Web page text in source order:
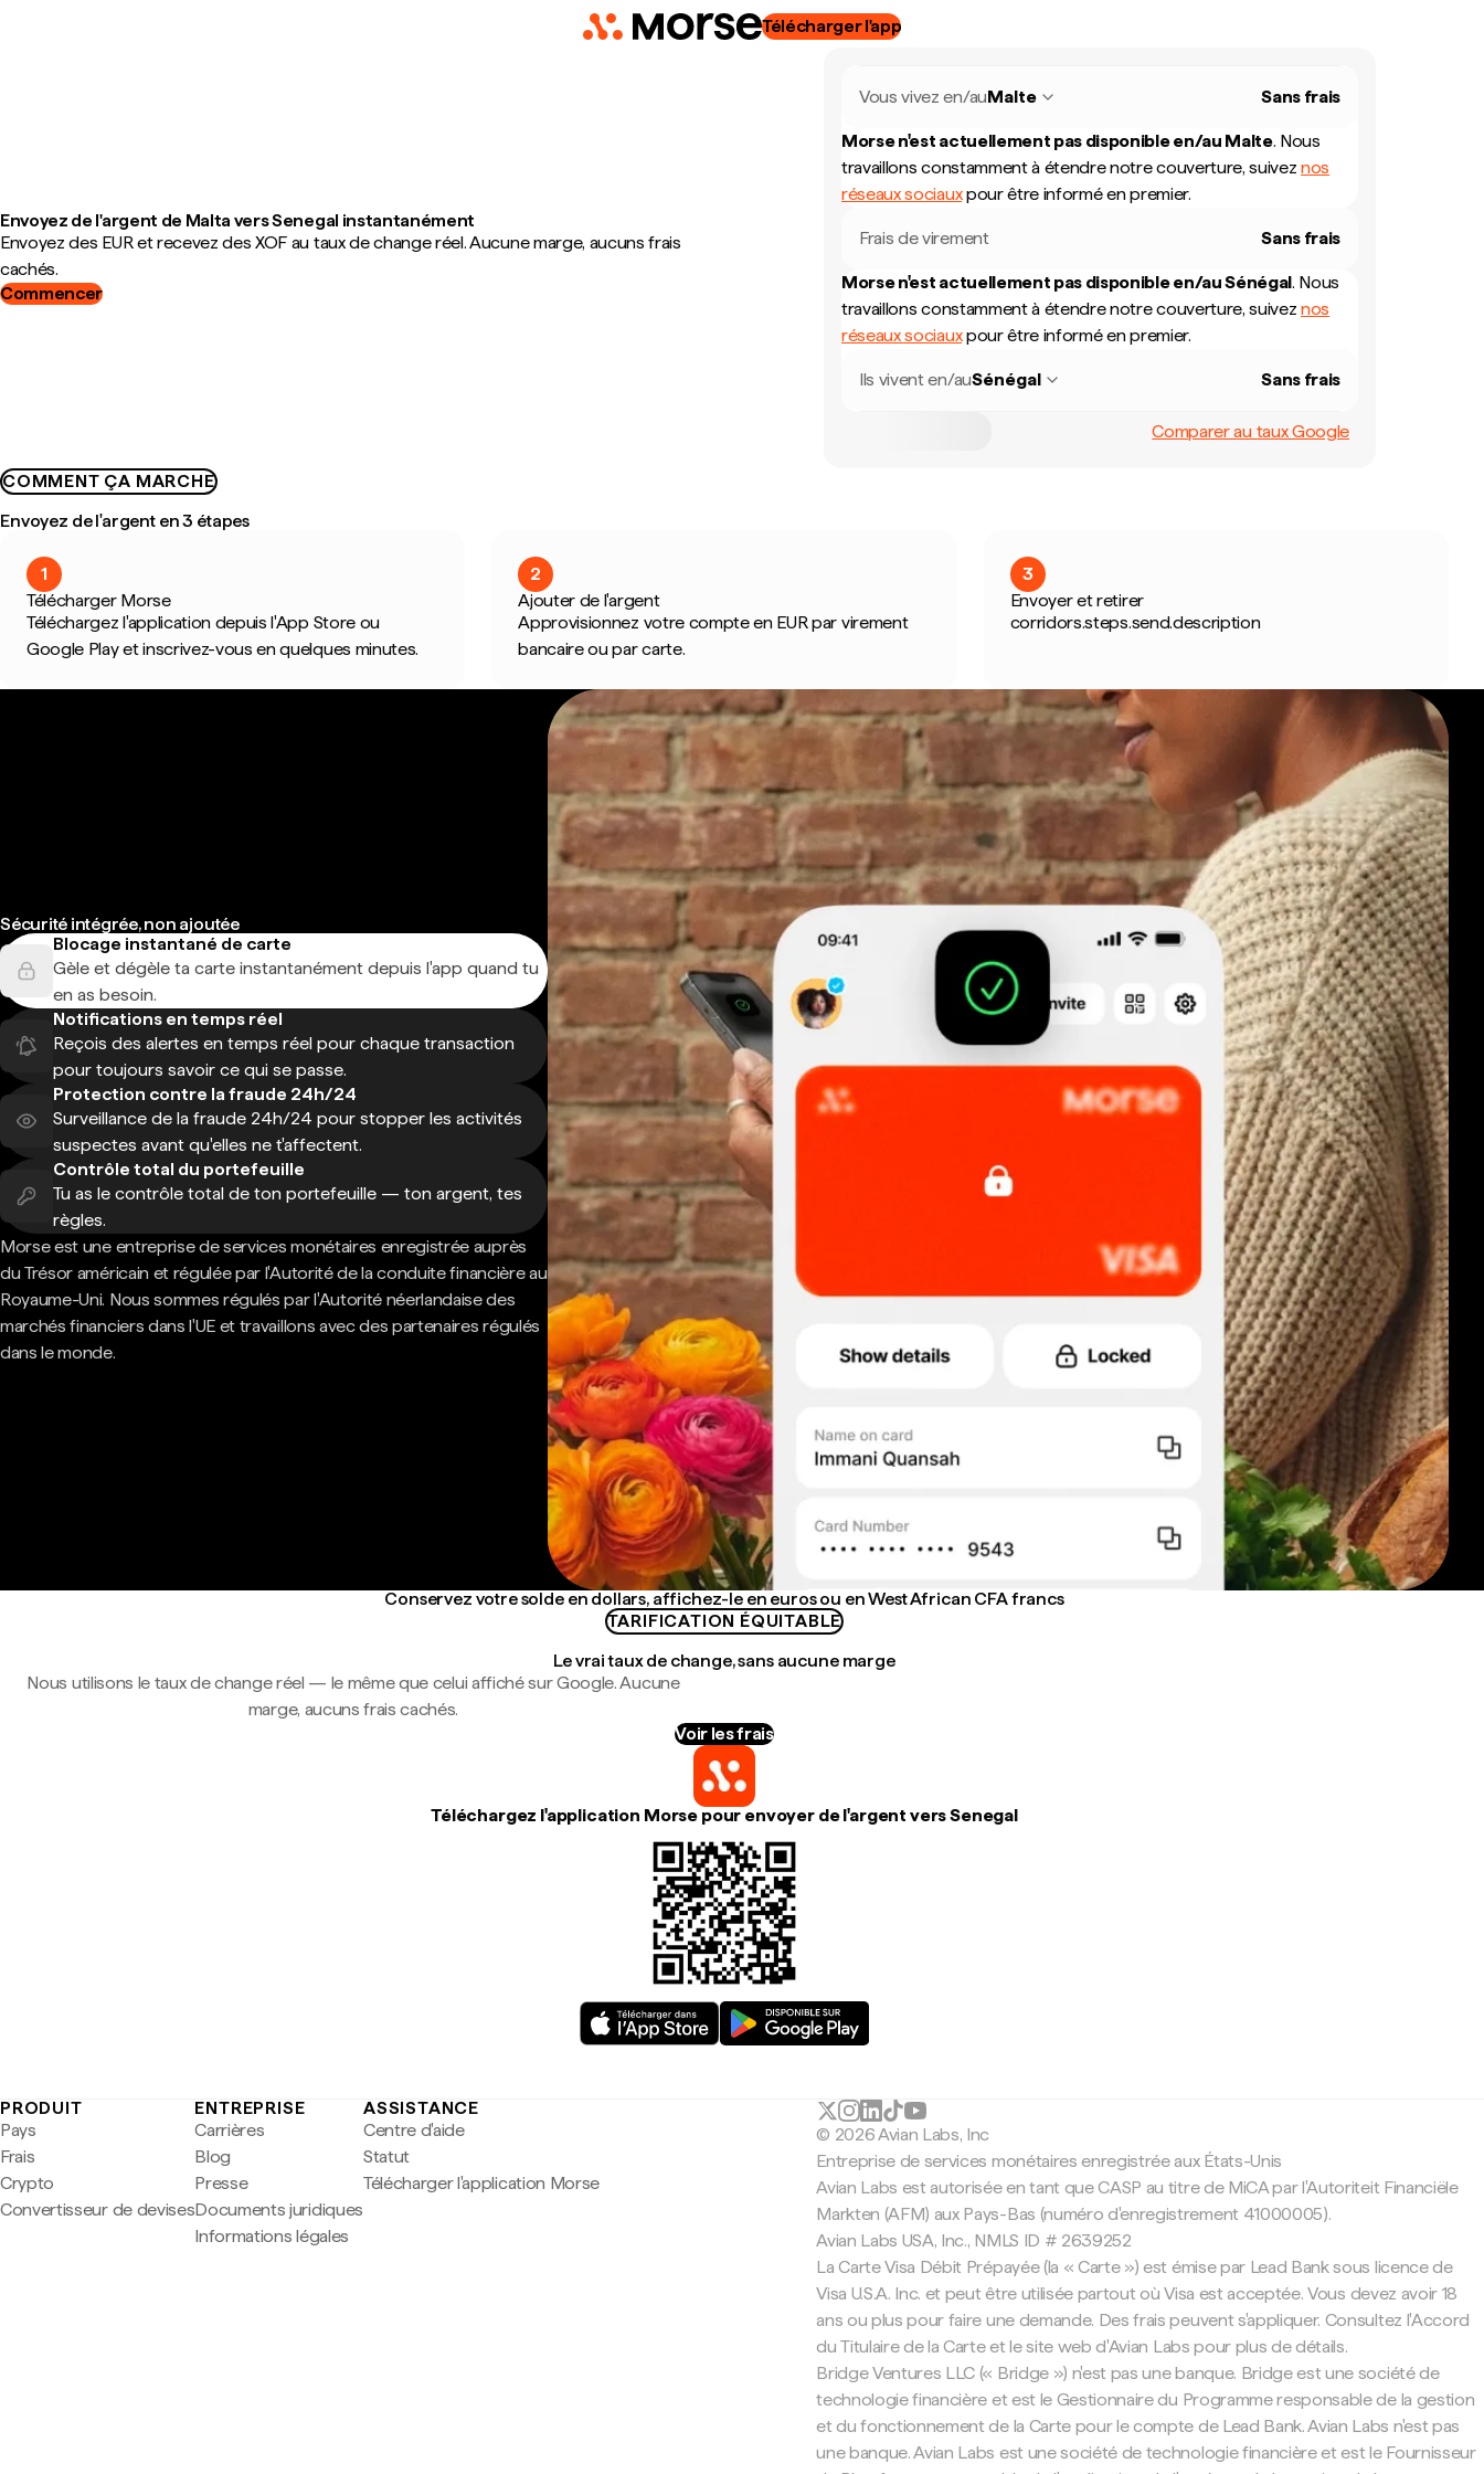
Télécharger l'app
Envoyez de l'argent de Malta vers Senegal instantanément
Envoyez des EUR et recevez des XOF au taux de change réel. Aucune marge, aucuns frais
cachés.
Commencer
Vous vivez en/auMalte Sans frais
Morse n'est actuellement pas disponible en/au Malte. Nous
travaillons constamment à étendre notre couverture, suiveznos
réseaux sociauxpour être informé en premier.
Frais de virement Sans frais
Morse n'est actuellement pas disponible en/auSénégal. Nous
travaillons constamment à étendre notre couverture, suiveznos
réseaux sociauxpour être informé en premier.
Ils vivent en/auSénégal Sans frais
Comparer au taux Google
COMMENT ÇA MARCHE
Envoyez de l'argent en 3 étapes
1
Télécharger Morse
Téléchargez l'application depuis l'App Store ou
Google Play et inscrivez-vous en quelques minutes.
2
Ajouter de l'argent
Approvisionnez votre compte en EUR par virement
bancaire ou par carte.
3
Envoyer et retirer
corridors.steps.send.description
Sécurité intégrée, non ajoutée
Blocage instantané de carte
Gèle et dégèle ta carte instantanément depuis l'app quand tu
en as besoin.
Notifications en temps réel
Reçois des alertes en temps réel pour chaque transaction
pour toujours savoir ce qui se passe.
Protection contre la fraude 24h/24
Surveillance de la fraude 24h/24 pour stopper les activités
suspectes avant qu'elles ne t'affectent.
Contrôle total du portefeuille
Tu as le contrôle total de ton portefeuille — ton argent, tes
règles.
Morse est une entreprise de services monétaires enregistrée auprès
du Trésor américain et régulée par l'Autorité de la conduite financière au
Royaume-Uni. Nous sommes régulés par l'Autorité néerlandaise des
marchés financiers dans l'UE et travaillons avec des partenaires régulés
dans le monde.
Conservez votre solde en dollars, affichez-le en euros ou en West African CFA francs
TARIFICATION ÉQUITABLE
Le vrai taux de change, sans aucune marge
Nous utilisons le taux de change réel — le même que celui affiché sur Google. Aucune
marge, aucuns frais cachés.
Voir les frais
Téléchargez l'application Morse pour envoyer de l'argent vers Senegal
PRODUIT
Pays
Frais
Crypto
Convertisseur de devises
ENTREPRISE
Carrières
Blog
Presse
Documents juridiques
Informations légales
ASSISTANCE
Centre d'aide
Statut
Télécharger l'application Morse
© 2026 Avian Labs, Inc
Entreprise de services monétaires enregistrée aux États-Unis
Avian Labs est autorisée en tant que CASP au titre de MiCA par l'Autoriteit Financiële
Markten (AFM) aux Pays-Bas (numéro d'enregistrement 41000005).
Avian Labs USA, Inc., NMLS ID # 2639252
La Carte Visa Débit Prépayée (la « Carte ») est émise par Lead Bank sous licence de
Visa U.S.A. Inc. et peut être utilisée partout où Visa est acceptée. Vous devez avoir 18
ans ou plus pour faire une demande. Des frais peuvent s'appliquer. Consultez l'Accord
du Titulaire de la Carte et le site web d'Avian Labs pour plus de détails.
Bridge Ventures LLC (« Bridge ») n'est pas une banque. Bridge est une société de
technologie financière et est le Gestionnaire du Programme responsable de la gestion
et du fonctionnement de la Carte pour le compte de Lead Bank. Avian Labs n'est pas
une banque. Avian Labs est une société de technologie financière et est le Fournisseur